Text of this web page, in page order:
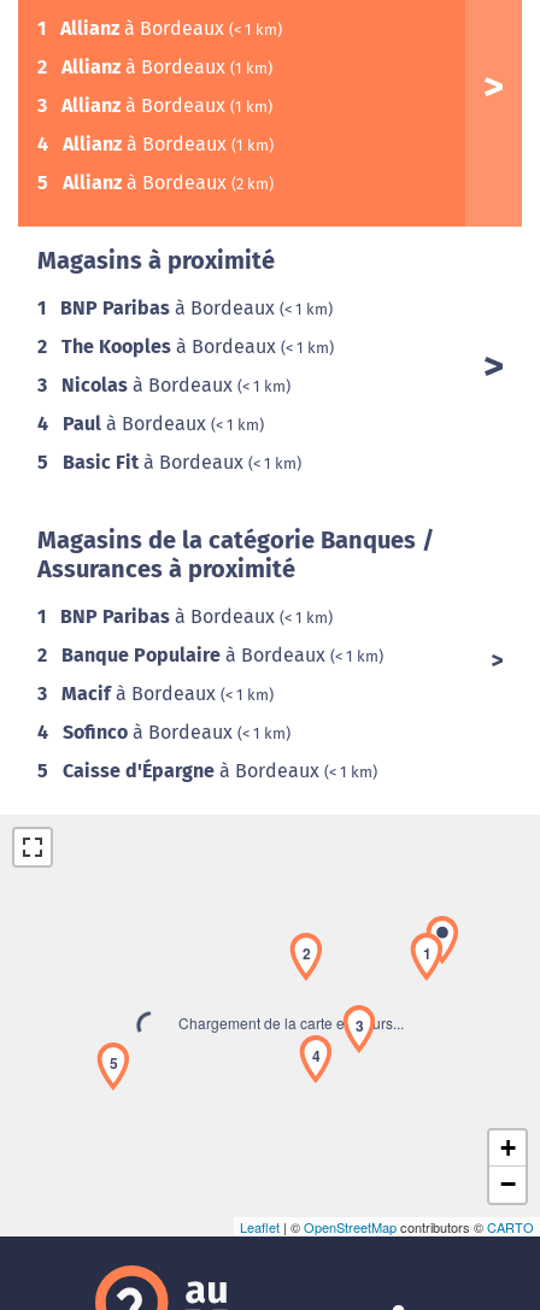
1 Allianz à Bordeaux (< 1 km)
2 Allianz à Bordeaux (1 km)
3 Allianz à Bordeaux (1 km)
4 Allianz à Bordeaux (1 km)
5 Allianz à Bordeaux (2 km)
Magasins à proximité
1 BNP Paribas à Bordeaux (< 1 km)
2 The Kooples à Bordeaux (< 1 km)
3 Nicolas à Bordeaux (< 1 km)
4 Paul à Bordeaux (< 1 km)
5 Basic Fit à Bordeaux (< 1 km)
Magasins de la catégorie Banques /
Assurances à proximité
1 BNP Paribas à Bordeaux (< 1 km)
2 Banque Populaire à Bordeaux (< 1 km)
3 Macifà Bordeaux (< 1 km)
4 Sofinco à Bordeaux (< 1 km)
5 Caisse d'Épargne à Bordeaux (< 1 km)
Chargement de la carte en cours...
1
2
3
4
5
+
−
Leaflet | ©OpenStreetMapcontributors ©CARTO